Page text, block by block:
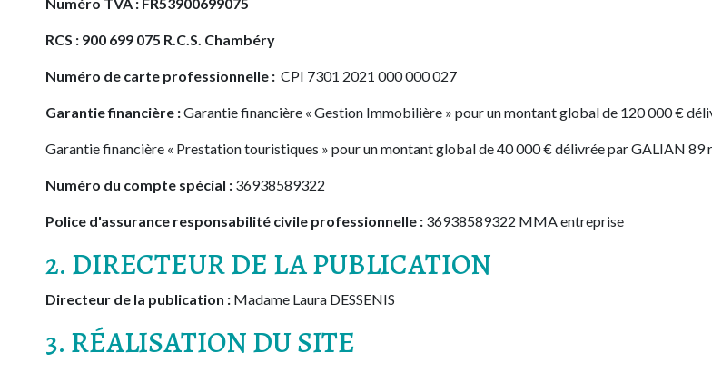
RCS : 900 699 075 R.C.S. Chambéry
Numéro de carte professionnelle : CPI 7301 2021 000 000 027
Garantie financière :Garantie financière « Gestion Immobilière » pour un montant global de 120 000 €
Garantie financière « Prestation touristiques » pour un montant global de 40 000 € délivrée par GALIAN 89
Numéro du compte spécial : 36938589322
Police d'assurance responsabilité civile professionnelle : 36938589322 MMA entreprise
2. DIRECTEUR DE LA PUBLICATION
Directeur de la publication : Madame Laura DESSENIS
3. RÉALISATION DU SITE